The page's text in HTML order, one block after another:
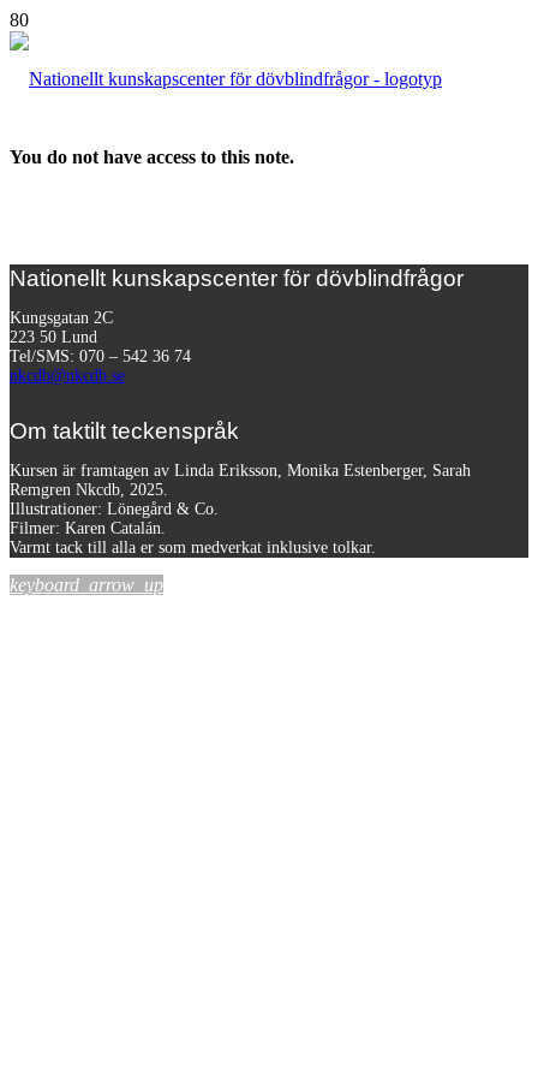
You do not have access to this note.
Nationellt kunskapscenter för dövblindfrågor
Kungsgatan 2C
223 50 Lund
Tel/SMS: 070 – 542 36 74
nkcdb@nkcdb.se
Om taktilt teckenspråk
Kursen är framtagen av Linda Eriksson, Monika Estenberger, Sarah
Remgren Nkcdb, 2025.
Illustrationer: Lönegård & Co.
Filmer: Karen Catalán.
Varmt tack till alla er som medverkat inklusive tolkar.
keyboard_arrow_up